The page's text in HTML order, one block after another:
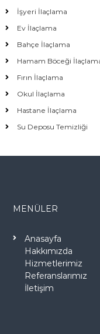
İşyeri İlaçlama
Ev İlaçlama
Bahçe İlaçlama
Hamam Böceği
Fırın İlaçlama
Okul İlaçlama
Hastane İlaçlama
Su Deposu Temizliği
MENÜLER
Anasayfa
Hakkımızda
Hizmetlerimiz
Referanslarımız
İletişim